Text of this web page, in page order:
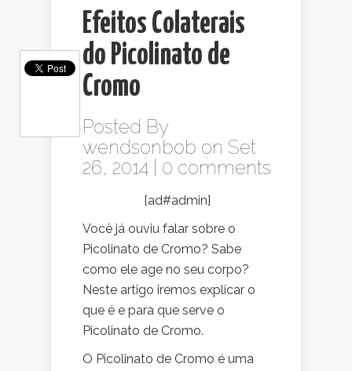
Efeitos Colaterais
do Picolinato de
Cromo
Posted By
wendsonbob on Set
26, 2014 | 0 comments
[ad#admin]
Você já ouviu falar sobre o
Picolinato de Cromo? Sabe
como ele age no seu corpo?
Neste artigo iremos explicar o
que é e para que serve o
Picolinato de Cromo.
O Picolinato de Cromo é uma